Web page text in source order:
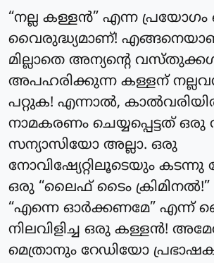
“നല്ല കള്ളൻ” എന്ന
വൈരുദ്ധ്യമാണ്!
മില്ലാതെ അന്യന്റെ
അപഹരിക്കുന്ന കള്ളന്
പറ്റുക! എന്നാൽ,
നാമകരണം ചെയ്യപ്പെട്ടത്
സന്യാസിയോ അല്ലാ. ഒരു
നോവിഷ്യേറ്റിലൂടെയും
ഒരു “ലൈഫ് ടൈം
“എന്നെ ഓർക്കണമേ” എന്ന്
നിലവിളിച്ച ഒരു കള്ളൻ!
മെത്രാനും റേഡിയോ